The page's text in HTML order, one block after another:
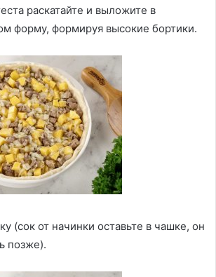
раскатайте и выложите в
форму, формируя высокие бортики.
(сок от начинки оставьте в чашке, он
позже).